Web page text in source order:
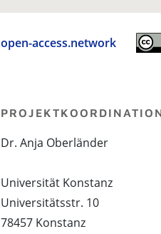
open-access.network
Dr. Anja Oberländer
Universität Konstanz
Universitätsstr. 10
78457 Konstanz